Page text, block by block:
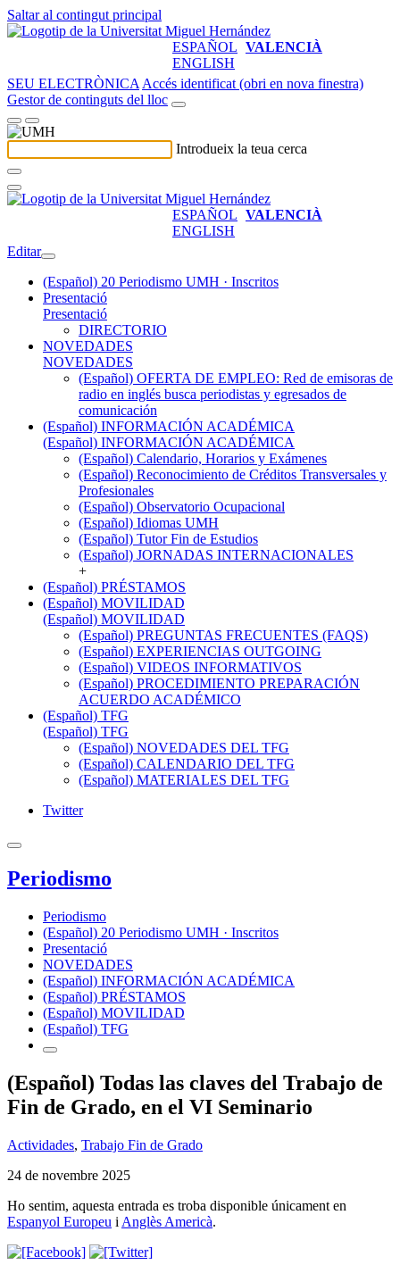
Saltar al contingut principal
ESPAÑOL VALENCIÀ
ENGLISH
SEU ELECTRÒNICA Accés identificat (obri en nova finestra)
Gestor de continguts del lloc
Introdueix la teua cerca
ESPAÑOL VALENCIÀ
ENGLISH
Editar
(Español) 20 Periodismo UMH · Inscritos
Presentació
Presentació
DIRECTORIO
NOVEDADES
NOVEDADES
(Español) OFERTA DE EMPLEO: Red de emisoras de
radio en inglés busca periodistas y egresados de
comunicación
(Español) INFORMACIÓN ACADÉMICA
(Español) INFORMACIÓN ACADÉMICA
(Español) Calendario, Horarios y Exámenes
(Español) Reconocimiento de Créditos Transversales y
Profesionales
(Español) Observatorio Ocupacional
(Español) Idiomas UMH
(Español) Tutor Fin de Estudios
(Español) JORNADAS INTERNACIONALES
+
(Español) PRÉSTAMOS
(Español) MOVILIDAD
(Español) MOVILIDAD
(Español) PREGUNTAS FRECUENTES (FAQS)
(Español) EXPERIENCIAS OUTGOING
(Español) VIDEOS INFORMATIVOS
(Español) PROCEDIMIENTO PREPARACIÓN
ACUERDO ACADÉMICO
(Español) TFG
(Español) TFG
(Español) NOVEDADES DEL TFG
(Español) CALENDARIO DEL TFG
(Español) MATERIALES DEL TFG
Twitter
Periodismo
Periodismo
(Español) 20 Periodismo UMH · Inscritos
Presentació
NOVEDADES
(Español) INFORMACIÓN ACADÉMICA
(Español) PRÉSTAMOS
(Español) MOVILIDAD
(Español) TFG
(Español) Todas las claves del Trabajo de
Fin de Grado, en el VI Seminario
Actividades, Trabajo Fin de Grado
24 de novembre 2025
Ho sentim, aquesta entrada es troba disponible únicament en
Espanyol Europeu i Anglès Americà.